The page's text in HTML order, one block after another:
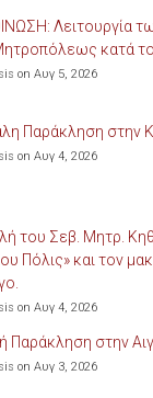
Λειτουργία
κατά
on Αυγ 5, 2026
Παράκληση στην
on Αυγ 4, 2026
του Σεβ. Μητρ.
Πόλις» και τον
on Αυγ 4, 2026
Παράκληση στην
on Αυγ 3, 2026